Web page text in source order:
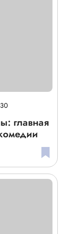
главная